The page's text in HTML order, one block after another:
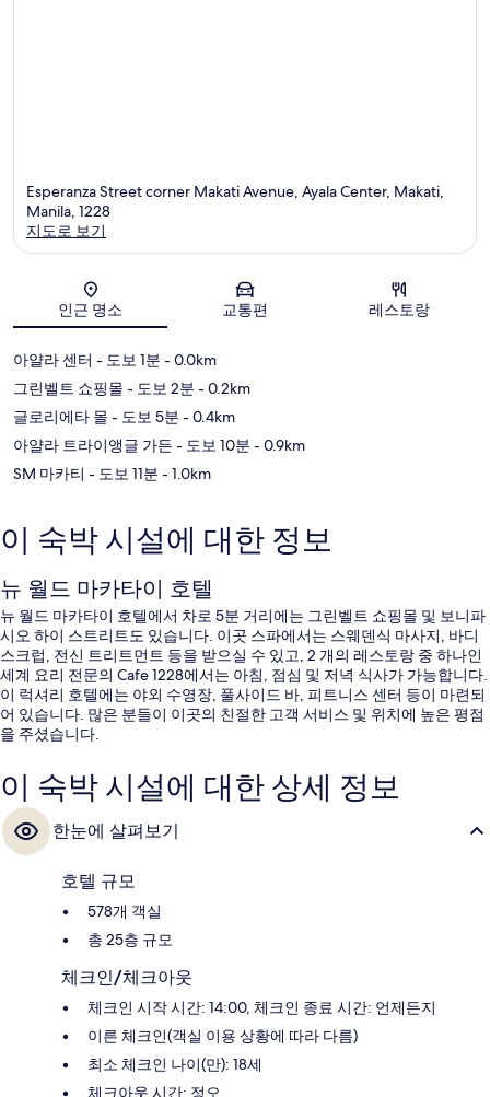
Esperanza Street corner Makati Avenue, Ayala Center, Makati,
Manila, 1228
지도로 보기
인근 명소 교통편 레스토랑
아얄라 센터 - 도보 1분 - 0.0km
그린벨트 쇼핑몰 - 도보 2분 - 0.2km
글로리에타 몰 - 도보 5분 - 0.4km
아얄라 트라이앵글 가든 - 도보 10분 - 0.9km
SM 마카티 - 도보 11분 - 1.0km
이 숙박 시설에 대한 정보
뉴 월드 마카타이 호텔
뉴 월드 마카타이 호텔에서 차로 5분 거리에는 그린벨트 쇼핑몰 및 보니파
시오 하이 스트리트도 있습니다. 이곳 스파에서는 스웨덴식 마사지, 바디
스크럽, 전신 트리트먼트 등을 받으실 수 있고, 2 개의 레스토랑 중 하나인
세계 요리 전문의 Cafe 1228에서는 아침, 점심 및 저녁 식사가 가능합니다.
이 럭셔리 호텔에는 야외 수영장, 풀사이드 바, 피트니스 센터 등이 마련되
어 있습니다. 많은 분들이 이곳의 친절한 고객 서비스 및 위치에 높은 평점
을 주셨습니다.
이 숙박 시설에 대한 상세 정보
한눈에 살펴보기
호텔 규모
578개 객실
총 25층 규모
체크인/체크아웃
체크인 시작 시간: 14:00, 체크인 종료 시간: 언제든지
이른 체크인(객실 이용 상황에 따라 다름)
최소 체크인 나이(만): 18세
체크아웃 시간: 정오